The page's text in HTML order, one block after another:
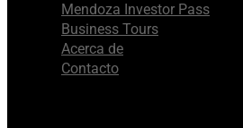
Mendoza Investor Pass
Business Tours
Acerca de
Contacto